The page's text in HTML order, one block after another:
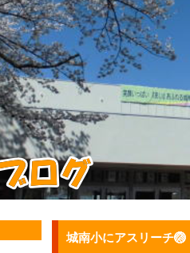
城南小にアスリーチ🏐